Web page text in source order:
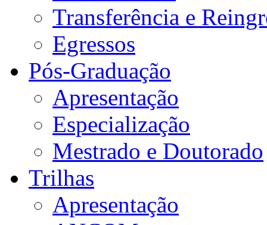
Transferência e
Egressos
Pós-Graduação
Apresentação
Especialização
Mestrado e Doutorado
Trilhas
Apresentação